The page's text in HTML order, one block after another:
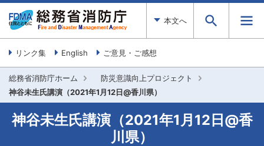
本文へ
リンク集 English ご意見・ご感想
総務省消防庁ホーム
防災意識向上プロジェクト
神谷未生氏講演（2021年1月12日@香川県）
神谷未生氏講演（2021年1月12日@香
川県）